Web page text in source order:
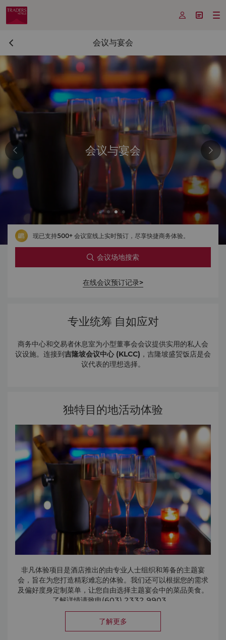
  
会议与宴会
会议与宴会
现已支持500+ 会议室线上实时预订，尽享快捷商务体验。
会议场地搜索
在线会议预订记录>
专业统筹 自如应对
商务中心和交易者休息室为小型董事会会议提供实用的私人会
议设施。连接到吉隆坡会议中心 (KLCC) ，吉隆坡盛贸饭店是会
议代表的理想选择。
独特目的地活动体验
非凡体验项目是酒店推出的由专业人士组织和筹备的主题宴
会，旨在为您打造精彩难忘的体验。我们还可以根据您的需求
及偏好度身定制菜单，让您自由选择主题宴会中的菜品美食。
了解详情请致电(603) 2332 9903。
了解更多